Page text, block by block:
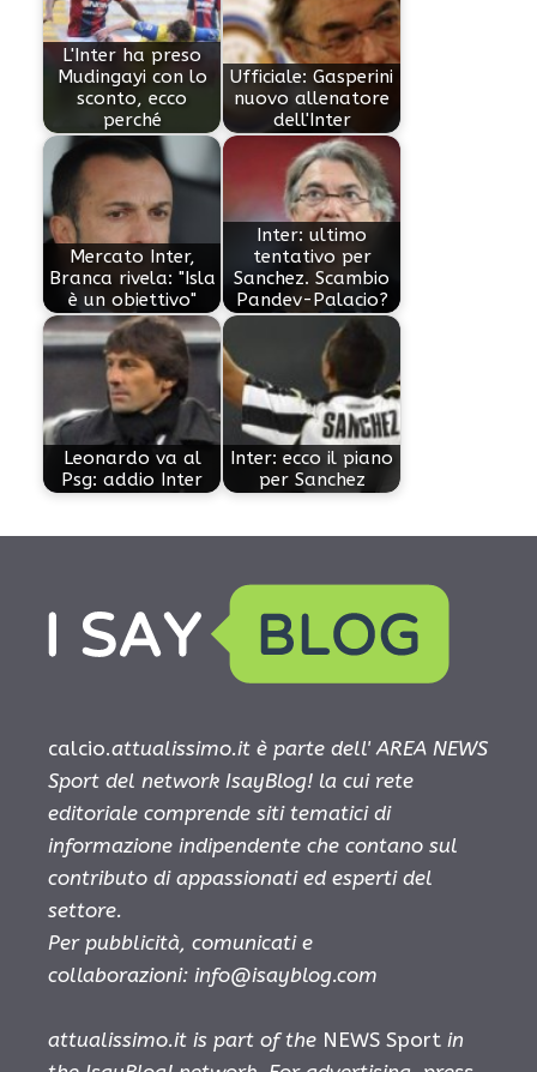
L'Inter ha preso
Mudingayi con lo
sconto, ecco
perché
Ufficiale: Gasperini
nuovo allenatore
dell'Inter
Mercato Inter,
Branca rivela: "Isla
è un obiettivo"
Inter: ultimo
tentativo per
Sanchez. Scambio
Pandev-Palacio?
Leonardo va al
Psg: addio Inter
Inter: ecco il piano
per Sanchez
calcio.attualissimo.it è parte dell' AREA NEWS
Sport del network IsayBlog! la cui rete
editoriale comprende siti tematici di
informazione indipendente che contano sul
contributo di appassionati ed esperti del
settore.
Per pubblicità, comunicati e
collaborazioni: info@isayblog.com
attualissimo.it is part of the NEWS Sport in